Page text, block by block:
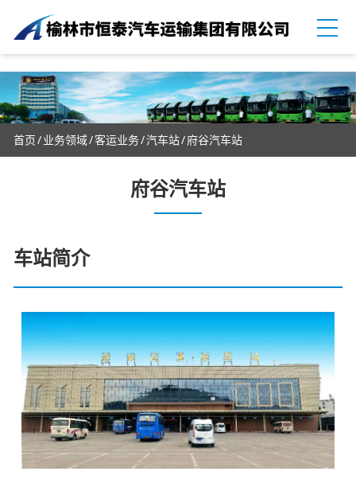
首页 业务领域 客运业务 汽车站 府谷汽车站
府谷汽车站
车站简介